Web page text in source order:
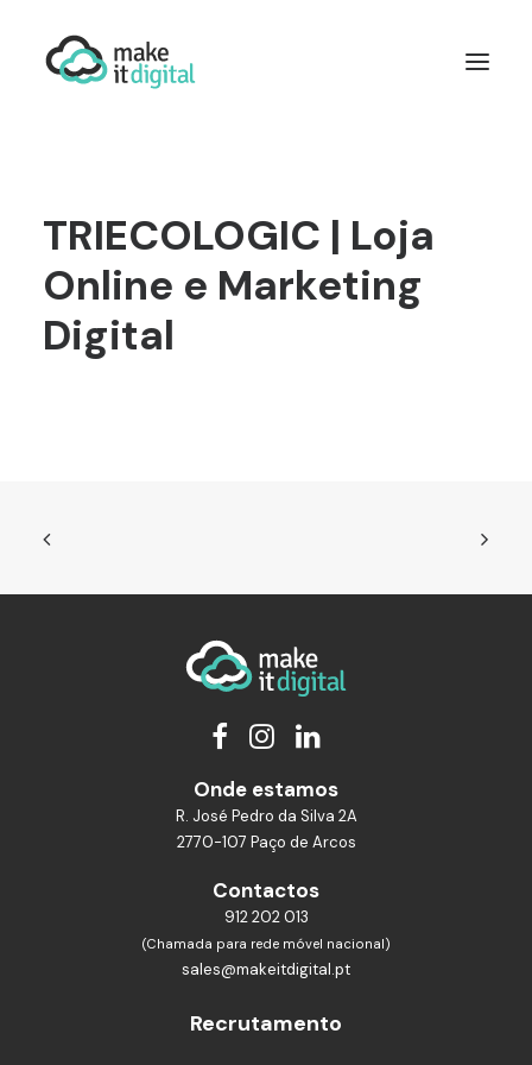
DESENVOLVIMENTO
MARKETING DIGITAL
MID TALKS
CONTACTE-NOS
TRIECOLOGIC | Loja
Online e Marketing
Digital
Onde estamos
R. José Pedro da Silva 2A
2770-107 Paço de Arcos
Contactos
912 202 013
(Chamada para rede móvel nacional)
sales@makeitdigital.pt
Recrutamento